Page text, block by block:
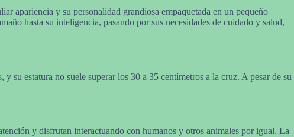
apariencia y su personalidad grandiosa empaquetada en un pequeño
hasta su inteligencia, pasando por sus necesidades de cuidado y salud,
su estatura no suele superar los 30 a 35 centímetros a la cruz. A pesar de su
y disfrutan interactuando con humanos y otros animales por igual. La